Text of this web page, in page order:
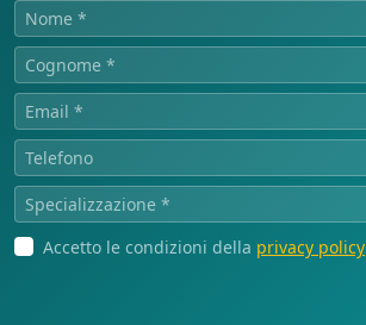
Accetto le condizioni della privacy policy